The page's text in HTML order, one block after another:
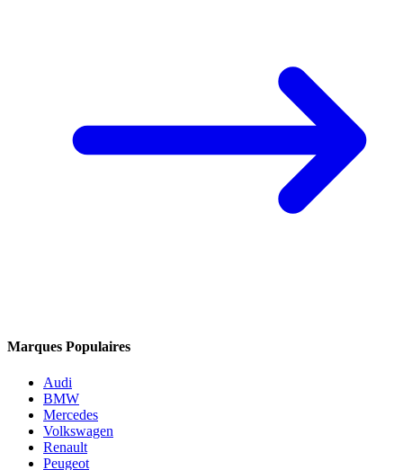
Marques Populaires
Audi
BMW
Mercedes
Volkswagen
Renault
Peugeot